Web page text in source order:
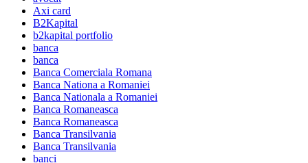
Axi card
B2Kapital
b2kapital portfolio
banca
banca
Banca Comerciala Romana
Banca Nationa a Romaniei
Banca Nationala a Romaniei
Banca Romaneasca
Banca Romaneasca
Banca Transilvania
Banca Transilvania
banci